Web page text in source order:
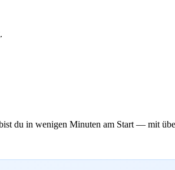
du in wenigen Minuten am Start — mit